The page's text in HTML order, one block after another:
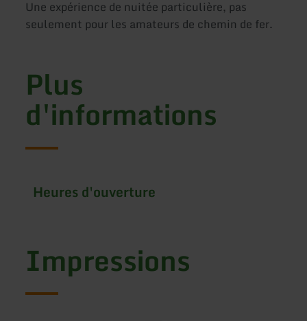
Une expérience de nuitée particulière, pas
seulement pour les amateurs de chemin de fer.
Plus
d'informations
Heures d'ouverture
Impressions